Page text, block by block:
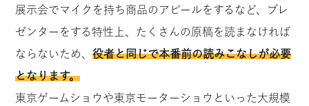
展示会でマイクを持ち商品のアピールをするなど、プレ
ゼンターをする特性上、たくさんの原稿を読まなければ
ならないため、役者と同じで本番前の読みこなしが必要
となります。
東京ゲームショウや東京モーターショウといった大規模